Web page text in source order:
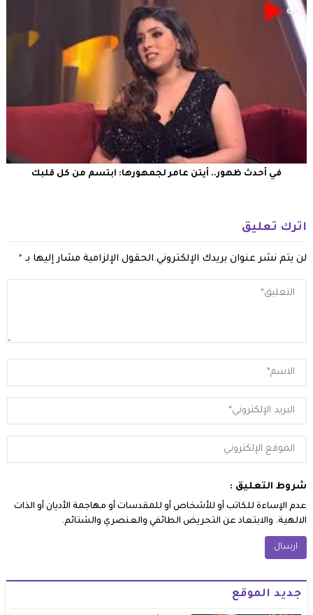
في أحدث ظهور.. أيتن عامر لجمهورها: ابتسم من كل قلبك
اترك تعليق
لن يتم نشر عنوان بريدك الإلكتروني.الحقول الإلزامية مشار إليها بـ *
شروط التعليق :
عدم الإساءة للكاتب أو للأشخاص أو للمقدسات أو مهاجمة الأديان أو الذات
الالهية. والابتعاد عن التحريض الطائفي والعنصري والشتائم.
جديد الموقع